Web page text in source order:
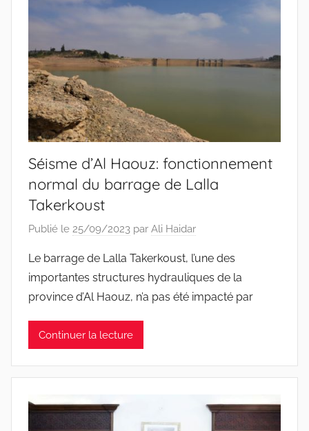
Séisme d’Al Haouz: fonctionnement
normal du barrage de Lalla
Takerkoust
Publié le 25/09/2023 par Ali Haidar
Le barrage de Lalla Takerkoust, l’une des
importantes structures hydrauliques de la
province d’Al Haouz, n’a pas été impacté par
Continuer la lecture